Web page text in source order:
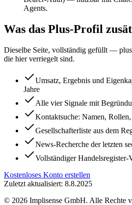
Agents.
Was das Plus-Profil
Dieselbe Seite, vollständig gefüllt —
die hier verriegelt sind.
Umsatz, Ergebnis und
Jahre
Alle vier Signale mit
Kontaktsuche: Namen,
Gesellschafterliste aus dem
News-Recherche der letzten
Vollständiger Handelsregister-
Kostenloses Konto erstellen
Zuletzt aktualisiert: 8.8.2025
© 2026 Implisense GmbH. Alle Rechte